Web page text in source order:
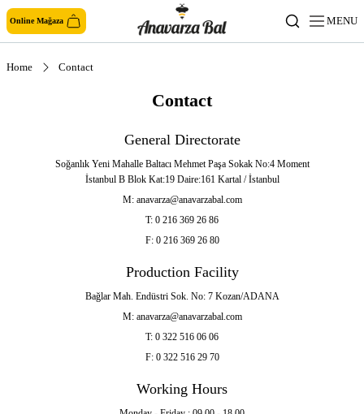
Online Mağaza MENU
Home Contact
Contact
General Directorate
Soğanlık Yeni Mahalle Baltacı Mehmet Paşa Sokak No:4 Moment
İstanbul B Blok Kat:19 Daire:161 Kartal / İstanbul
M: anavarza@anavarzabal.com
T: 0 216 369 26 86
F: 0 216 369 26 80
Production Facility
Bağlar Mah. Endüstri Sok. No: 7 Kozan/ADANA
M: anavarza@anavarzabal.com
T: 0 322 516 06 06
F: 0 322 516 29 70
Working Hours